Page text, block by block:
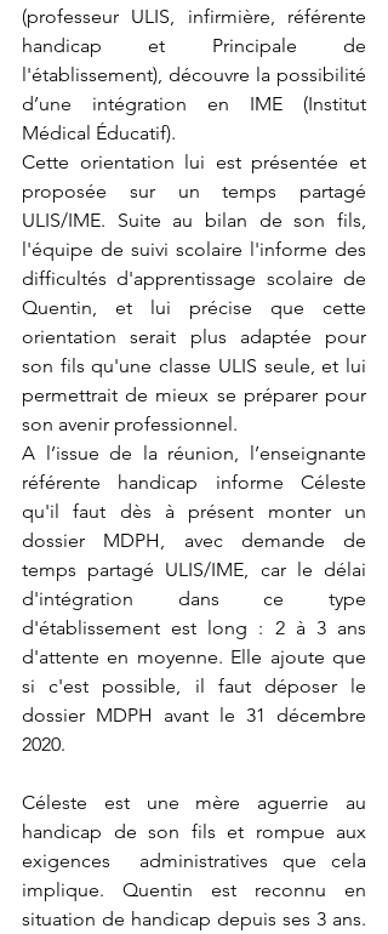
(professeur ULIS, infirmière, référente
handicap et Principale de
l'établissement), découvre la possibilité
d’une intégration en IME (Institut
Médical Éducatif).
Cette orientation lui est présentée et
proposée sur un temps partagé
ULIS/IME. Suite au bilan de son fils,
l'équipe de suivi scolaire l'informe des
difficultés d'apprentissage scolaire de
Quentin, et lui précise que cette
orientation serait plus adaptée pour
son fils qu'une classe ULIS seule, et lui
permettrait de mieux se préparer pour
son avenir professionnel.
A l’issue de la réunion, l’enseignante
référente handicap informe Céleste
qu'il faut dès à présent monter un
dossier MDPH, avec demande de
temps partagé ULIS/IME, car le délai
d'intégration dans ce type
d'établissement est long : 2 à 3 ans
d'attente en moyenne. Elle ajoute que
si c'est possible, il faut déposer le
dossier MDPH avant le 31 décembre
2020.
Céleste est une mère aguerrie au
handicap de son fils et rompue aux
exigences  administratives que cela
implique. Quentin est reconnu en
situation de handicap depuis ses 3 ans.